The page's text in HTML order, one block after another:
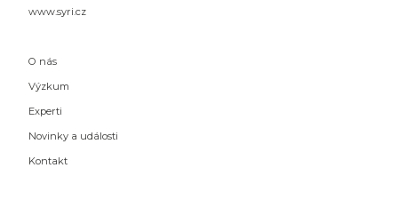
www.syri.cz
O nás
Výzkum
Experti
Novinky a události
Kontakt